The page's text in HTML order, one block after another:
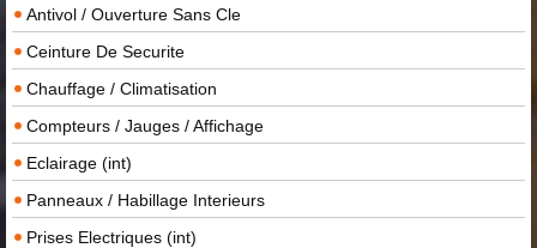
Antivol / Ouverture Sans Cle
Ceinture De Securite
Chauffage / Climatisation
Compteurs / Jauges / Affichage
Eclairage (int)
Panneaux / Habillage Interieurs
Prises Electriques (int)